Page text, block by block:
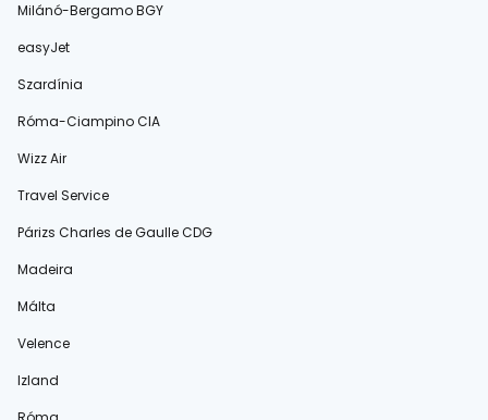
Milánó-Bergamo BGY
easyJet
Szardínia
Róma-Ciampino CIA
Wizz Air
Travel Service
Párizs Charles de Gaulle CDG
Madeira
Málta
Velence
Izland